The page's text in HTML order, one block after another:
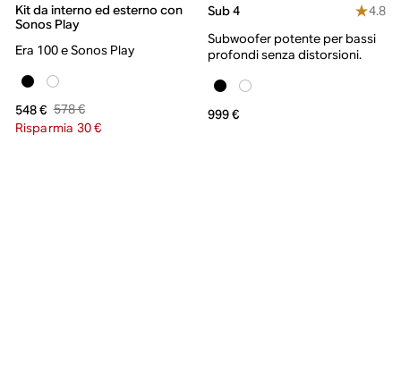
Kit da interno ed esterno con
Sonos Play
Era 100 e Sonos Play
548 € 578 €
Risparmia 30 €
Sub 4
4.8
Subwoofer potente per bassi
profondi senza distorsioni.
999 €